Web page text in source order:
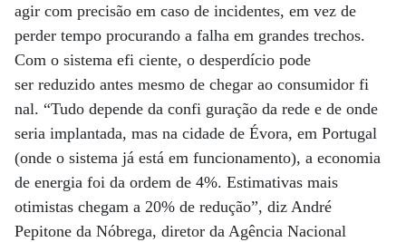
agir com precisão em caso de incidentes, em vez de
perder tempo procurando a falha em grandes trechos.
Com o sistema efi ciente, o desperdício pode
ser reduzido antes mesmo de chegar ao consumidor fi
nal. “Tudo depende da confi guração da rede e de onde
seria implantada, mas na cidade de Évora, em Portugal
(onde o sistema já está em funcionamento), a economia
de energia foi da ordem de 4%. Estimativas mais
otimistas chegam a 20% de redução”, diz André
Pepitone da Nóbrega, diretor da Agência Nacional